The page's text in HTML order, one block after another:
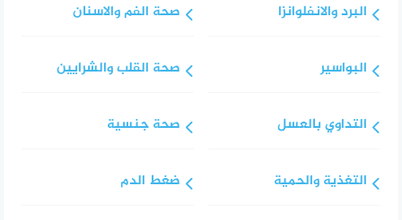
البرد والانفلوانزا
البواسير
التداوي بالعسل
التغذية والحمية
صحة الفم والاسنان
صحة القلب والشرايين
صحة جنسية
ضغط الدم